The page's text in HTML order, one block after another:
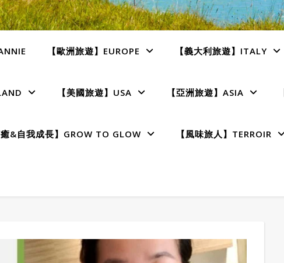
【歐洲旅遊】EUROPE 【義大利旅遊】ITALY
【美國旅遊】USA 【亞洲旅遊】ASIA
癒&自我成長】GROW TO GLOW 【風味旅人】TERROIR